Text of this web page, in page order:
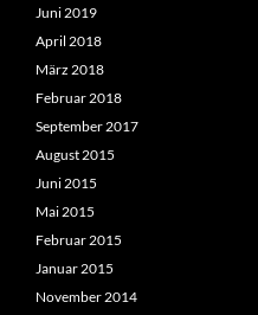
Juni 2019
April 2018
März 2018
Februar 2018
September 2017
August 2015
Juni 2015
Mai 2015
Februar 2015
Januar 2015
November 2014